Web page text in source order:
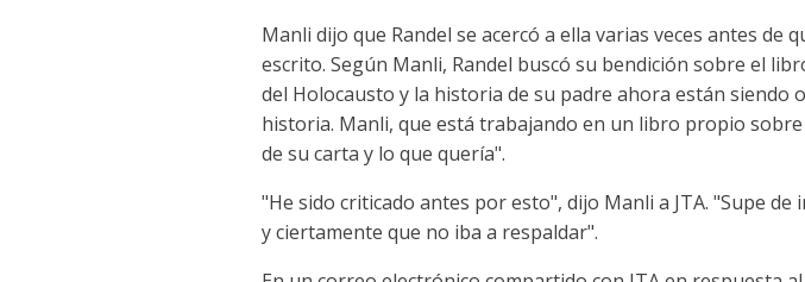
Manli dijo que Randel se acercó a ella varias veces antes
escrito. Según Manli, Randel buscó su bendición sobre el
del Holocausto y la historia de su padre ahora están siendo
historia. Manli, que está trabajando en un libro propio
de su carta y lo que quería".
"He sido criticado antes por esto", dijo Manli a JTA. "Supe
y ciertamente que no iba a respaldar".